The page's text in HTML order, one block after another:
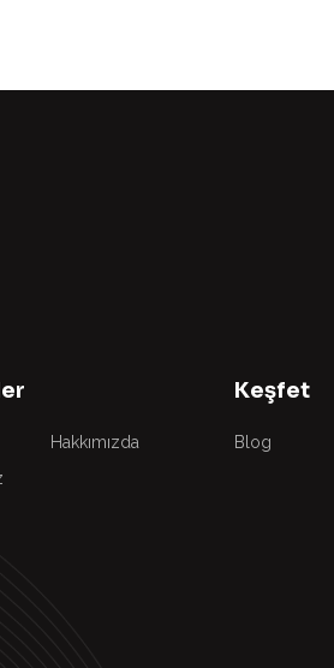
Hakkımızda
Keşfet
Blog